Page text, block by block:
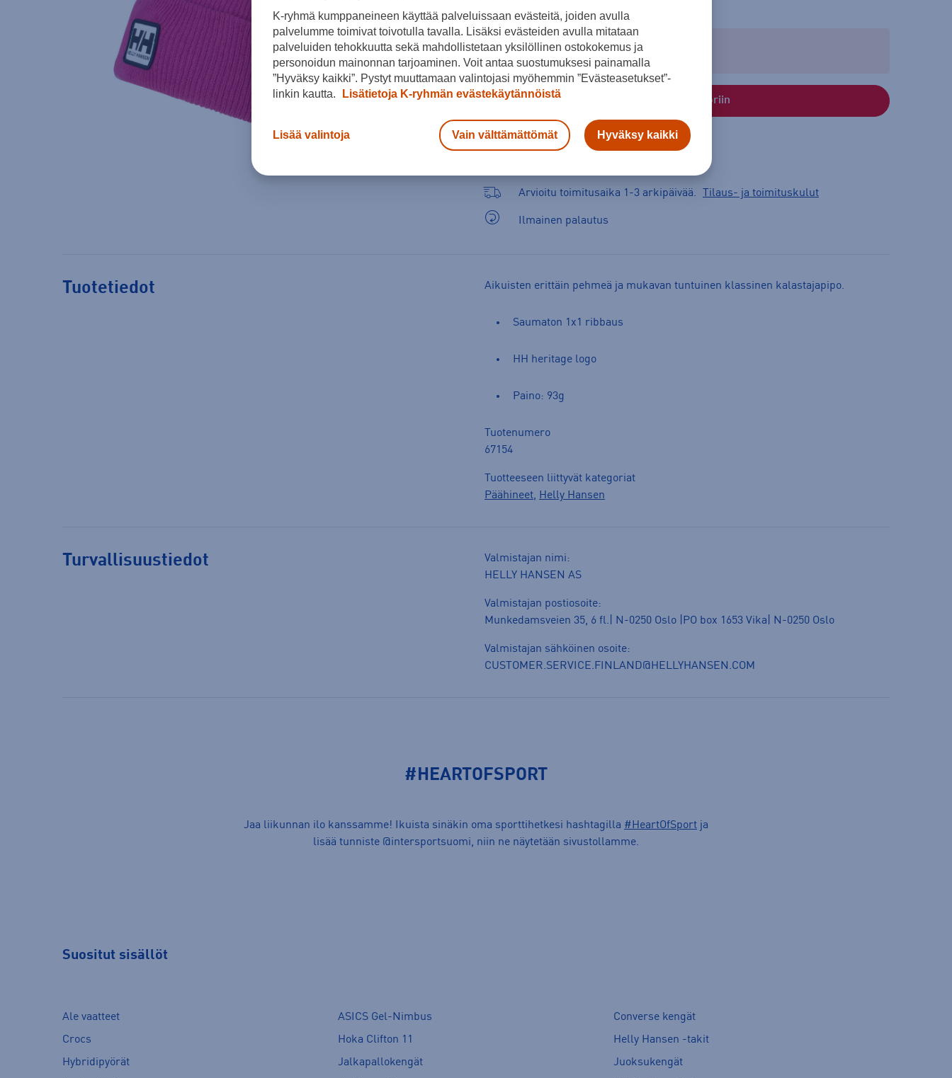
Tätä kokoa jäljellä 1 kpl.
Lisää ostoskoriin
Arvioitu toimitusaika 1-3 arkipäivää. Tilaus- ja toimituskulut
Ilmainen palautus
Tuotetiedot Aikuisten erittäin pehmeä ja mukavan tuntuinen klassinen kalastajapipo.
Saumaton 1x1 ribbaus
HH heritage logo
Paino: 93g
Tuotenumero
67154
Tuotteeseen liittyvät kategoriat
Päähineet, Helly Hansen
Turvallisuustiedot
Valmistajan nimi:
HELLY HANSEN AS
Valmistajan postiosoite:
Munkedamsveien 35, 6 fl.| N-0250 Oslo |PO box 1653 Vika| N-0250 Oslo
Valmistajan sähköinen osoite:
CUSTOMER.SERVICE.FINLAND@HELLYHANSEN.COM
#HEARTOFSPORT
Jaa liikunnan ilo kanssamme! Ikuista sinäkin oma sporttihetkesi hashtagilla #HeartOfSport ja
lisää tunniste @intersportsuomi, niin ne näytetään sivustollamme.
Suositut sisällöt
Ale vaatteet ASICS Gel-Nimbus
Converse kengät
Crocs
Hoka Clifton 11
Helly Hansen -takit
Hybridipyörät
Jalkapallokengät
Juoksukengät
K-ryhmä kumppaneineen käyttää palveluissaan evästeitä, joiden avulla
palvelumme toimivat toivotulla tavalla. Lisäksi evästeiden avulla mitataan
palveluiden tehokkuutta sekä mahdollistetaan yksilöllinen ostokokemus ja
personoidun mainonnan tarjoaminen. Voit antaa suostumuksesi painamalla
”Hyväksy kaikki”. Pystyt muuttamaan valintojasi myöhemmin ”Evästeasetukset”-
linkin kautta.
Lisätietoja K-ryhmän evästekäytännöistä
Lisää valintoja Vain välttämättömät Hyväksy kaikki